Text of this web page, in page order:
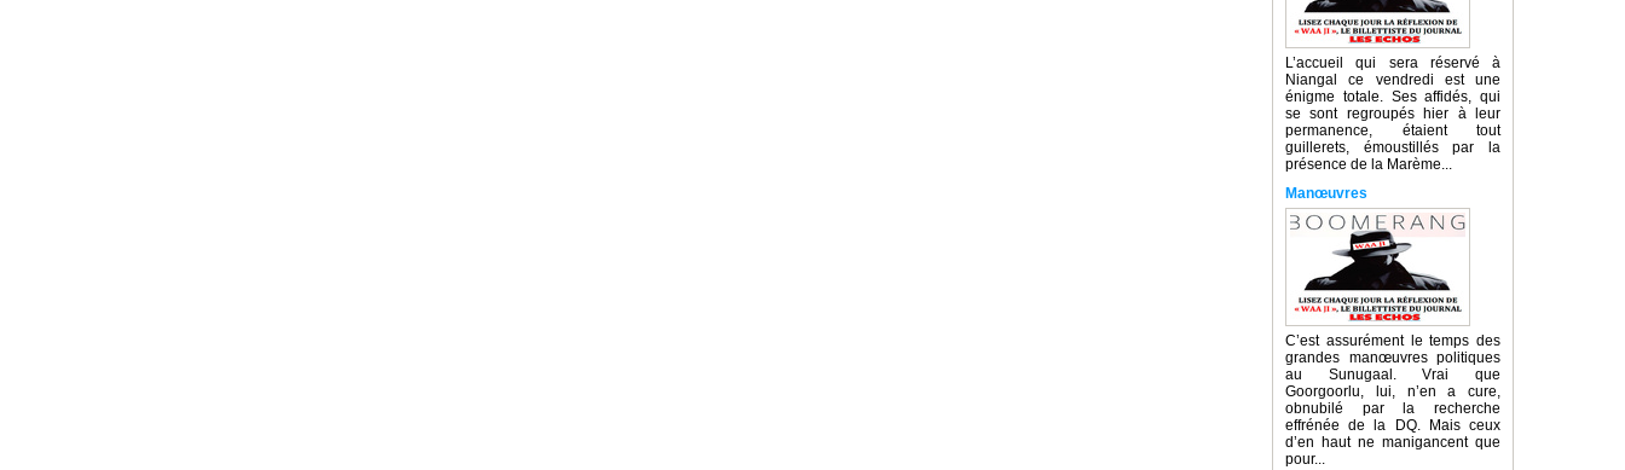
L’accueil qui sera réservé à
Niangal ce vendredi est une
énigme totale. Ses affidés, qui
se sont regroupés hier à leur
permanence, étaient tout
guillerets, émoustillés par la
présence de la Marème...
Manœuvres
C’est assurément le temps des
grandes manœuvres politiques
au Sunugaal. Vrai que
Goorgoorlu, lui, n’en a cure,
obnubilé par la recherche
effrénée de la DQ. Mais ceux
d’en haut ne manigancent que
pour...